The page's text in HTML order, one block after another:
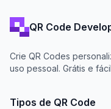
QR Code
Crie QR Codes
uso pessoal. Grátis e
Tipos de QR Code